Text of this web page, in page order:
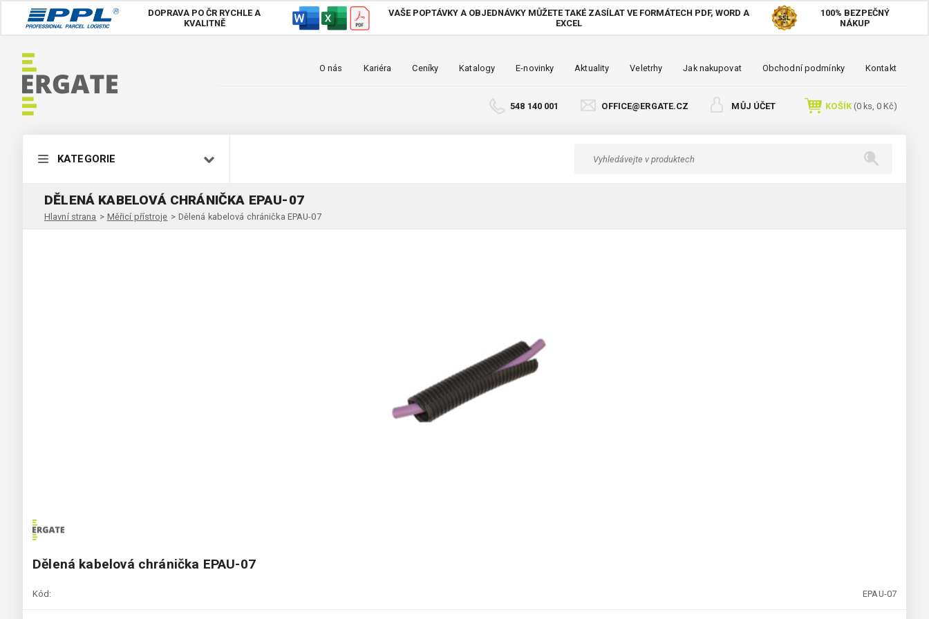
DOPRAVA PO ČR RYCHLE A
KVALITNĚ
VAŠE POPTÁVKY A OBJEDNÁVKY MŮŽETE TAKÉ ZASÍLAT VE FORMÁTECH PDF, WORD A
EXCEL
100% BEZPEČNÝ
NÁKUP
O nás Kariéra Ceníky Katalogy E-novinky Aktuality Veletrhy Jak nakupovat Obchodní podmínky Kontakt
548 140 001 OFFICE@ERGATE.CZ MŮJ ÚČET KOŠÍK(0ks, 0 Kč)
KATEGORIE
DĚLENÁ KABELOVÁ CHRÁNIČKA EPAU-07
Hlavní strana > Měřicí přístroje > Dělená kabelová chránička EPAU-07
Dělená kabelová chránička EPAU-07
Kód: EPAU-07